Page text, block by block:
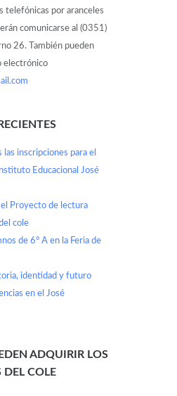
telefónicas por aranceles
comunicarse al (0351)
26. También pueden
electrónico
las inscripciones para el
Educacional José
el Proyecto de lectura
cole
de 6° A en la Feria de
identidad y futuro
en el José
ADQUIRIR LOS
DEL COLE